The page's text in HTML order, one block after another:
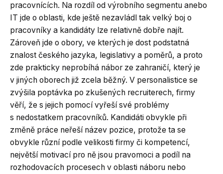
pracovnících. Na rozdíl od výrobního segmentu anebo
IT jde o oblasti, kde ještě nezavládl tak velký boj o
pracovníky a kandidáty lze relativně dobře najít.
Zároveň jde o obory, ve kterých je dost podstatná
znalost českého jazyka, legislativy a poměrů, a proto
zde prakticky neprobíhá nábor ze zahraničí, který je
v jiných oborech již zcela běžný. V personalistice se
zvýšila poptávka po zkušených recruiterech, firmy
věří, že s jejich pomocí vyřeší své problémy
s nedostatkem pracovníků. Kandidáti obvykle při
změně práce neřeší název pozice, protože ta se
obvykle různí podle velikosti firmy či kompetencí,
největší motivací pro ně jsou pravomoci a podíl na
rozhodovacích procesech v oblasti náboru nebo